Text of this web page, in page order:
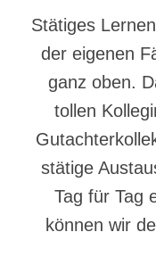
Stätiges
der eigenen
ganz oben.
tollen
stätige
Tag für Tag
können wir